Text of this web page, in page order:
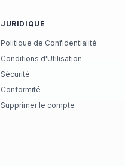
JURIDIQUE
Politique de Confidentialité
Conditions d'Utilisation
Sécurité
Conformité
Supprimer le compte